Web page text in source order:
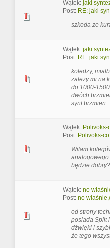
Wątek: jaki
Post: RE: jaki
szkoda ze
Wątek: jaki
Post: RE: jaki
koledzy,
zależy mi na
do 1000-
dwóch
synt.brzmien...
Wątek: Polivoks-
Post: Polivoks-
Witam
analogowego
będzie dobry?
Wątek: no
Post: no
od strony
posiada Split
dżwięki i
że tego